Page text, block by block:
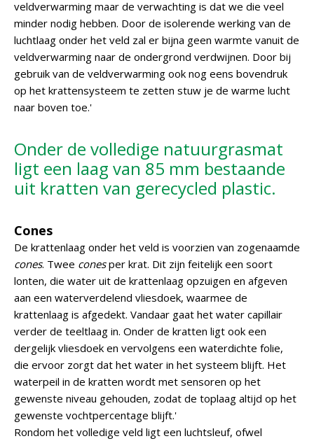
veldverwarming maar de verwachting is dat we die veel
minder nodig hebben. Door de isolerende werking van de
luchtlaag onder het veld zal er bijna geen warmte vanuit de
veldverwarming naar de ondergrond verdwijnen. Door bij
gebruik van de veldverwarming ook nog eens bovendruk
op het krattensysteem te zetten stuw je de warme lucht
naar boven toe.'
Onder de volledige natuurgrasmat
ligt een laag van 85 mm bestaande
uit kratten van gerecycled plastic.
Cones
De krattenlaag onder het veld is voorzien van zogenaamde
cones. Twee conesper krat. Dit zijn feitelijk een soort
lonten, die water uit de krattenlaag opzuigen en afgeven
aan een waterverdelend vliesdoek, waarmee de
krattenlaag is afgedekt. Vandaar gaat het water capillair
verder de teeltlaag in. Onder de kratten ligt ook een
dergelijk vliesdoek en vervolgens een waterdichte folie,
die ervoor zorgt dat het water in het systeem blijft. Het
waterpeil in de kratten wordt met sensoren op het
gewenste niveau gehouden, zodat de toplaag altijd op het
gewenste vochtpercentage blijft.'
Rondom het volledige veld ligt een luchtsleuf, ofwel